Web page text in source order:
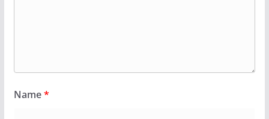
Name*